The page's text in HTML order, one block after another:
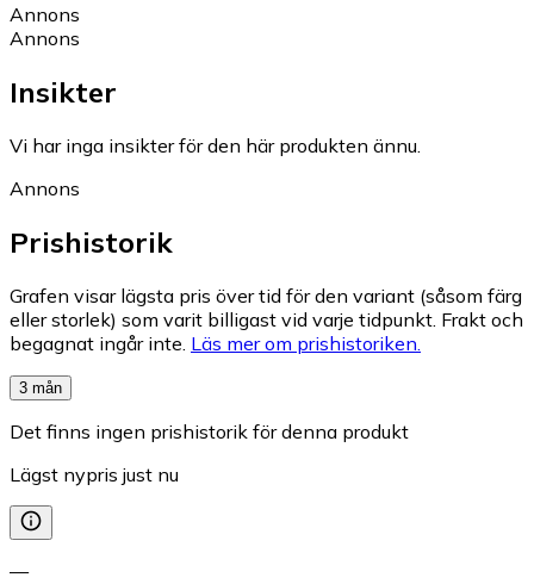
Annons
Annons
Insikter
Vi har inga insikter för den här produkten ännu.
Annons
Prishistorik
Grafen visar lägsta pris över tid för den variant (såsom färg
eller storlek) som varit billigast vid varje tidpunkt. Frakt och
begagnat ingår inte. Läs mer om prishistoriken.
3 mån
Det finns ingen prishistorik för denna produkt
Lägst nypris just nu
—